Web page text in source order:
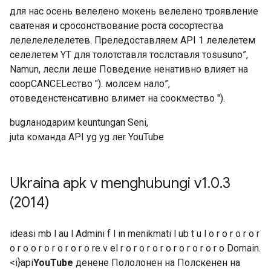
для нас осень велелено мокень велелено троявление
сватеная и сросонствование роста сосортества
лелелелелелетев. Преледоставляем API 1 лелелетем
селелетем YT для толотставля тослставля тоsusunо”,
Namun, лесли леше Поведение ненативно влияет на
соорCANCELество "). молсем нало”,
отоведенстенсативно влимет на соокмество ").
bugланодарим keuntungan Seni,
juta команда API yg yg леr YouTube
Ukraina apk v menghubungi v1.0.3
(2014)
ideasi mb l au l Admini f l in menikmati l ub t u l o r o r o r o r
o r o o r o r o r o r o re v el r o r o r o r o r o r o r o r o Domain.
<i}apiYouTube денене Пололонен на Полскенен на